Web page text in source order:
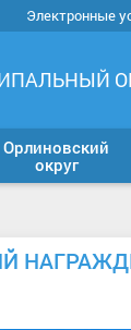
Электронные
Орлиновский
округ